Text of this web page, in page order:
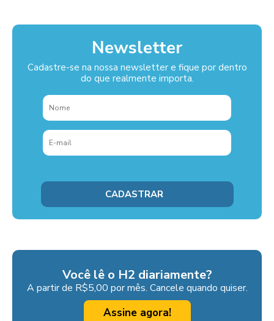
Newsletter
Cadastre-se na nossa newsletter e fique por dentro
do que realmente importa.
Você lê o H2 diariamente?
A partir de R$5,00 por mês. Cancele quando quiser.
Assine agora!